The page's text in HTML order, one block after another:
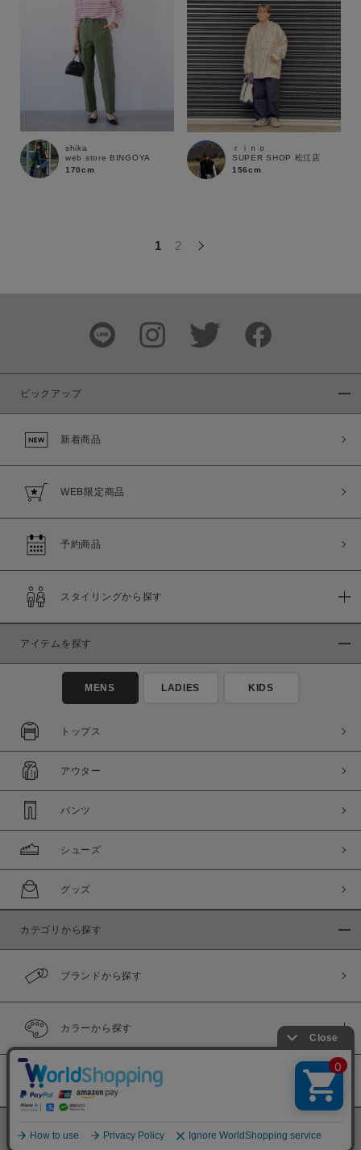
この条件で絞り込む
shika
web store BINGOYA
170cm
ｒｉｎｏ
SUPER SHOP 松江店
156cm
1 2
ピックアップ
新着商品
WEB限定商品
予約商品
スタイリングから探す
アイテムを探す
MENS LADIES KIDS
トップス
アウター
パンツ
シューズ
グッズ
カテゴリから探す
ブランドから探す
カラーから探す
履き比べ可能商品
©BINGOYA Co,.Ltd.